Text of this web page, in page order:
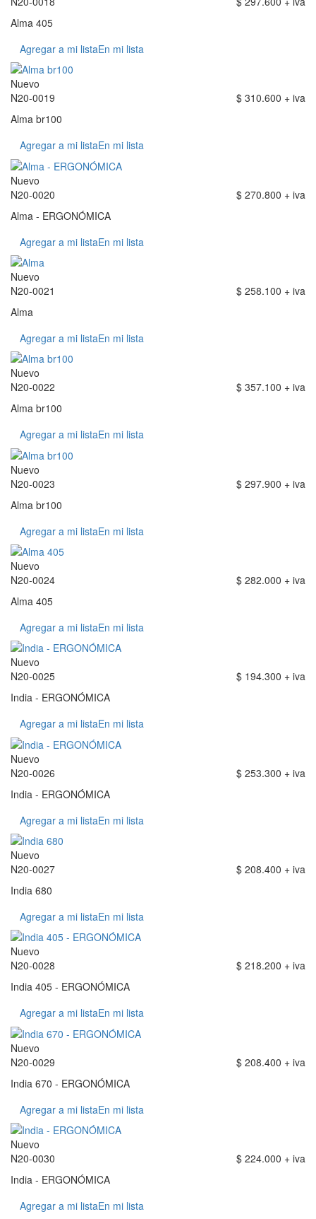
Alma 405
Agregar a mi listaEn mi lista
Nuevo
N20-0019
$ 310.600 + iva
Alma br100
Agregar a mi listaEn mi lista
Nuevo
N20-0020
$ 270.800 + iva
Alma - ERGONÓMICA
Agregar a mi listaEn mi lista
Nuevo
N20-0021
$ 258.100 + iva
Alma
Agregar a mi listaEn mi lista
Nuevo
N20-0022
$ 357.100 + iva
Alma br100
Agregar a mi listaEn mi lista
Nuevo
N20-0023
$ 297.900 + iva
Alma br100
Agregar a mi listaEn mi lista
Nuevo
N20-0024
$ 282.000 + iva
Alma 405
Agregar a mi listaEn mi lista
Nuevo
N20-0025
$ 194.300 + iva
India - ERGONÓMICA
Agregar a mi listaEn mi lista
Nuevo
N20-0026
$ 253.300 + iva
India - ERGONÓMICA
Agregar a mi listaEn mi lista
Nuevo
N20-0027
$ 208.400 + iva
India 680
Agregar a mi listaEn mi lista
Nuevo
N20-0028
$ 218.200 + iva
India 405 - ERGONÓMICA
Agregar a mi listaEn mi lista
Nuevo
N20-0029
$ 208.400 + iva
India 670 - ERGONÓMICA
Agregar a mi listaEn mi lista
Nuevo
N20-0030
$ 224.000 + iva
India - ERGONÓMICA
Agregar a mi listaEn mi lista